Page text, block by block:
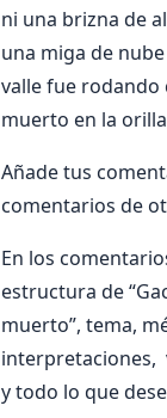
ni una brizna de
una miga de
valle fue rodando
muerto en la
Añade tus
comentarios de
En los
estructura de
muerto”, tema,
interpretaciones,
y todo lo que